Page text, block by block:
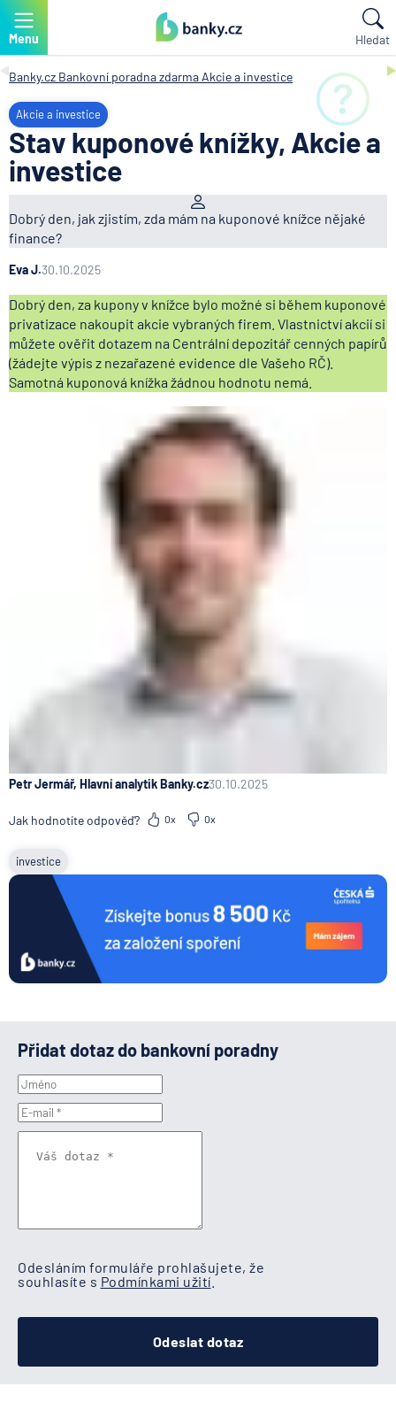
Menu Hledat
Banky.cz Bankovní poradna zdarma Akcie a investice
Akcie a investice
Stav kuponové knížky, Akcie a
investice
Dobrý den, jak zjistím, zda mám na kuponové knížce nějaké
finance?
Eva J.30.10.2025
Dobrý den, za kupony v knížce bylo možné si během kuponové
privatizace nakoupit akcie vybraných firem. Vlastnictví akcií si
můžete ověřit dotazem na Centrální depozitář cenných papírů
(žádejte výpis z nezařazené evidence dle Vašeho RČ).
Samotná kuponová knížka žádnou hodnotu nemá.
Petr Jermář, Hlavní analytik Banky.cz30.10.2025
Jak hodnotíte odpověď? 0x 0x
investice
Přidat dotaz do bankovní poradny
Odesláním formuláře prohlašujete, že
souhlasíte s Podmínkami užití
Odeslat dotaz